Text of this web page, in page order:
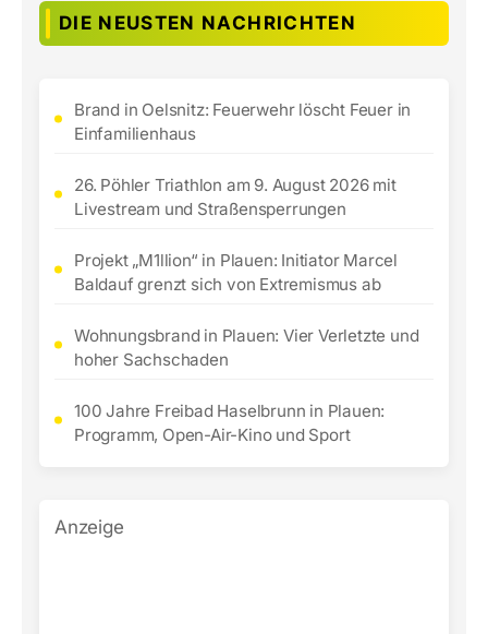
DIE NEUSTEN NACHRICHTEN
Brand in Oelsnitz: Feuerwehr löscht Feuer in
Einfamilienhaus
26. Pöhler Triathlon am 9. August 2026 mit
Livestream und Straßensperrungen
Projekt „M1llion“ in Plauen: Initiator Marcel
Baldauf grenzt sich von Extremismus ab
Wohnungsbrand in Plauen: Vier Verletzte und
hoher Sachschaden
100 Jahre Freibad Haselbrunn in Plauen:
Programm, Open-Air-Kino und Sport
Anzeige